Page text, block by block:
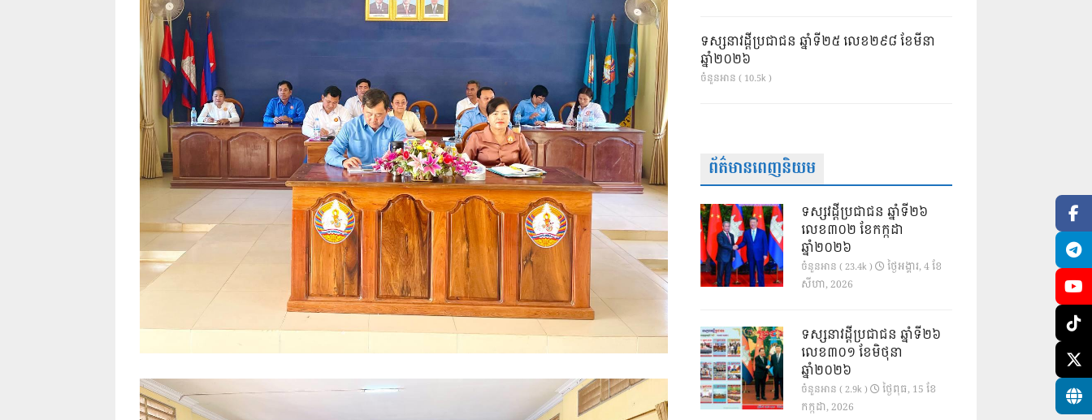
ទស្សនាវដ្ដីប្រជាជន ឆ្នាំទី២៥ លេខ២៩៨ ខែមីនា
ឆ្នាំ២០២៦
ចំនួនអាន ( 10.5k )
ព័ត៌មានពេញនិយម
ទស្សវដ្តីប្រជាជន ឆ្នាំទី២៦
លេខ៣០២ ខែកក្កដា
ឆ្នាំ២០២៦
ចំនួនអាន ( 23.4k )
ថ្ងៃ​អង្គារ, 4 ខែ​
សីហា, 2026
ទស្សនាវដ្ដីប្រជាជន ឆ្នាំទី២៦
លេខ៣០១ ខែមិថុនា
ឆ្នាំ២០២៦
ចំនួនអាន ( 2.9k )
ថ្ងៃ​ពុធ, 15 ខែ​
កក្កដា, 2026